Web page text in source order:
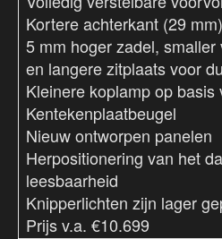
Kortere achterkant (29 mm)
5 mm hoger zadel,
en langere zitplaats voor
Kleinere koplamp op
Kentekenplaatbeugel
Nieuw ontworpen panelen
Herpositionering van het
leesbaarheid
Knipperlichten zijn lager
Prijs v.a. €10.699